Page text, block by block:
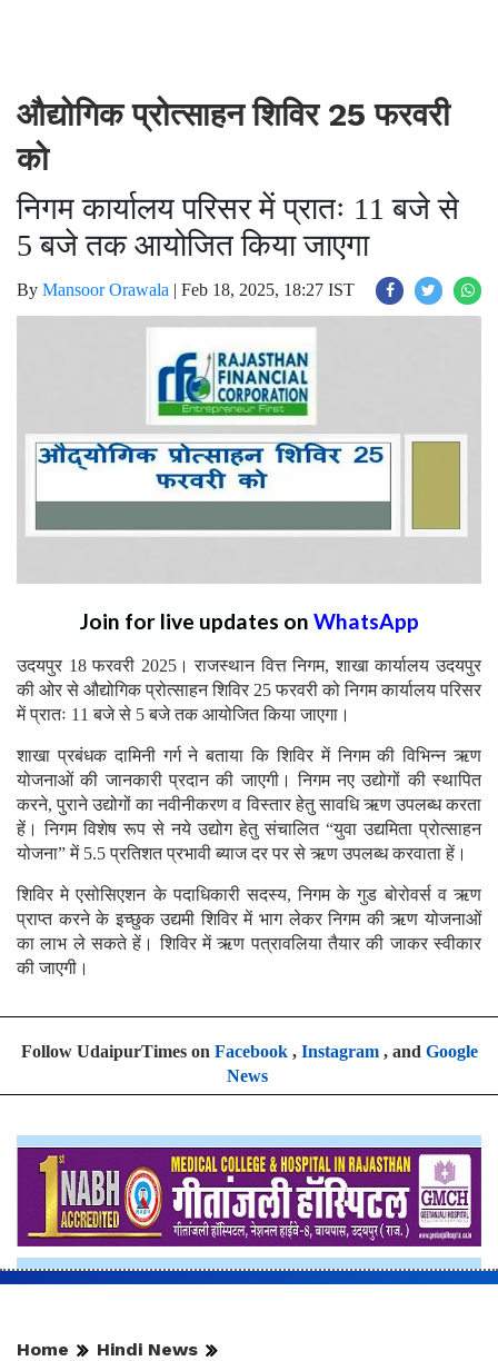
औद्योगिक प्रोत्साहन शिविर 25 फरवरी
को
निगम कार्यालय परिसर में प्रातः 11 बजे से
5 बजे तक आयोजित किया जाएगा
By Mansoor Orawala | Feb 18, 2025, 18:27 IST
Join for live updates on WhatsApp
उदयपुर 18 फरवरी 2025। राजस्थान वित्त निगम, शाखा कार्यालय उदयपुर
की ओर से औद्योगिक प्रोत्साहन शिविर 25 फरवरी को निगम कार्यालय परिसर
में प्रातः 11 बजे से 5 बजे तक आयोजित किया जाएगा।
शाखा प्रबंधक दामिनी गर्ग ने बताया कि शिविर में निगम की विभिन्न ऋण
योजनाओं की जानकारी प्रदान की जाएगी। निगम नए उद्योगों की स्थापित
करने, पुराने उद्योगों का नवीनीकरण व विस्तार हेतु सावधि ऋण उपलब्ध करता
हें। निगम विशेष रूप से नये उद्योग हेतु संचालित “युवा उद्यमिता प्रोत्साहन
योजना” में 5.5 प्रतिशत प्रभावी ब्याज दर पर से ऋण उपलब्ध करवाता हें।
शिविर मे एसोसिएशन के पदाधिकारी सदस्य, निगम के गुड बोरोवर्स व ऋण
प्राप्त करने के इच्छुक उद्यमी शिविर में भाग लेकर निगम की ऋण योजनाओं
का लाभ ले सकते हें। शिविर में ऋण पत्रावलिया तैयार की जाकर स्वीकार
की जाएगी।
Follow UdaipurTimes on Facebook, Instagram, and Google
News
Home Hindi News